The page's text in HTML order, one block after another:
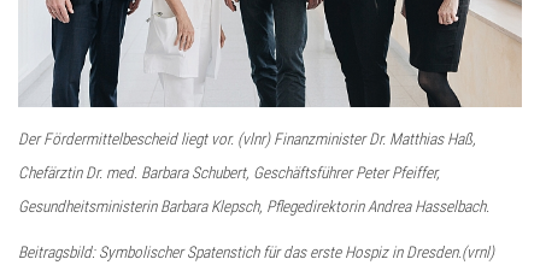
Der Fördermittelbescheid liegt vor. (vlnr) Finanzminister Dr. Matthias Haß,
Chefärztin Dr. med. Barbara Schubert, Geschäftsführer Peter Pfeiffer,
Gesundheitsministerin Barbara Klepsch, Pflegedirektorin Andrea Hasselbach.
Beitragsbild: Symbolischer Spatenstich für das erste Hospiz in Dresden.(vrnl)